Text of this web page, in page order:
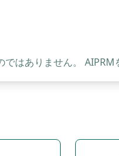
はありません。